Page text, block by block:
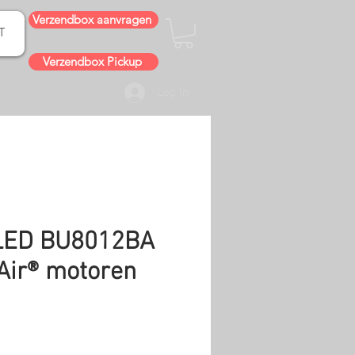
Verzendbox aanvragen
Verzendbox Pickup
BU8012BA
motoren